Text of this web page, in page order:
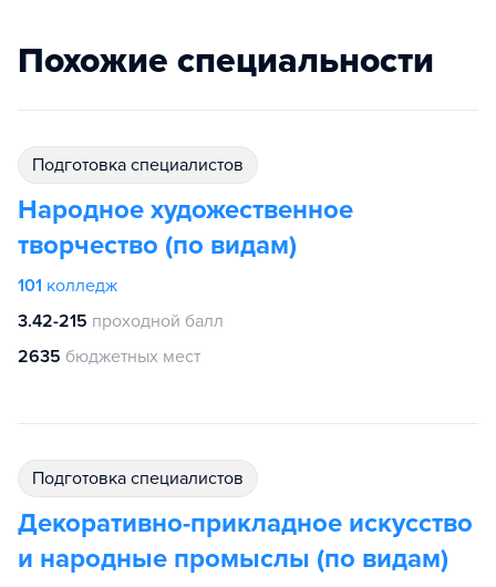
Похожие специальности
подготовка специалистов
Народное художественное
творчество (по видам)
101 колледж
3.42-215 проходной балл
2635 бюджетных мест
подготовка специалистов
Декоративно-прикладное искусство
и народные промыслы (по видам)